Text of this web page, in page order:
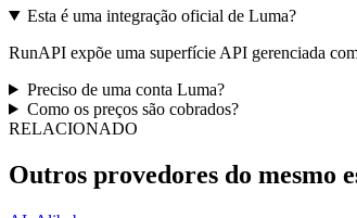
Esta é uma integração oficial de Luma?
RunAPI expõe uma superfície API gerenciada
Preciso de uma conta Luma?
Como os preços são cobrados?
RELACIONADO
Outros provedores do mesmo